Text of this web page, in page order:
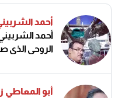
أحمد
أحمد
الروحي الذي
أبو المعاطي